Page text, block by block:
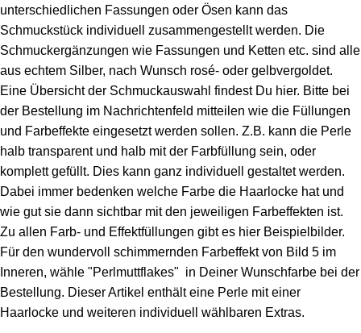
unterschiedlichen Fassungen oder Ösen kann das
Schmuckstück individuell zusammengestellt werden. Die
Schmuckergänzungen wie Fassungen und Ketten etc. sind alle
aus echtem Silber, nach Wunsch rosé- oder gelbvergoldet.
Eine Übersicht der Schmuckauswahl findest Du hier. Bitte bei
der Bestellung im Nachrichtenfeld mitteilen wie die Füllungen
und Farbeffekte eingesetzt werden sollen. Z.B. kann die Perle
halb transparent und halb mit der Farbfüllung sein, oder
komplett gefüllt. Dies kann ganz individuell gestaltet werden.
Dabei immer bedenken welche Farbe die Haarlocke hat und
wie gut sie dann sichtbar mit den jeweiligen Farbeffekten ist.
Zu allen Farb- und Effektfüllungen gibt es hier Beispielbilder.
Für den wundervoll schimmernden Farbeffekt von Bild 5 im
Inneren, wähle "Perlmuttflakes" in Deiner Wunschfarbe bei der
Bestellung. Dieser Artikel enthält eine Perle mit einer
Haarlocke und weiteren individuell wählbaren Extras.